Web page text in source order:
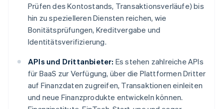
Prüfen des Kontostands, Transaktionsverläufe) bis
hin zu spezielleren Diensten reichen, wie
Bonitätsprüfungen, Kreditvergabe und
Identitätsverifizierung.
APIs und Drittanbieter: Es stehen zahlreiche APIs
für BaaS zur Verfügung, über die Plattformen Dritter
auf Finanzdaten zugreifen, Transaktionen einleiten
und neue Finanzprodukte entwickeln können.